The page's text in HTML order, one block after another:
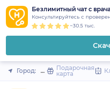
Безлимитный чат с
Консультируйтесь с
~30.5 тыс.
Город: НевьянскПодарочная
карта